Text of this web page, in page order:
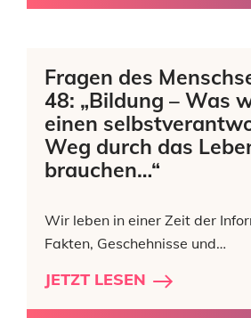
Fragen des
48: „Bildung – Was
einen
Weg durch das
brauchen…“
Wir leben in einer Zeit der
Fakten, Geschehnisse und…
JETZT LESEN